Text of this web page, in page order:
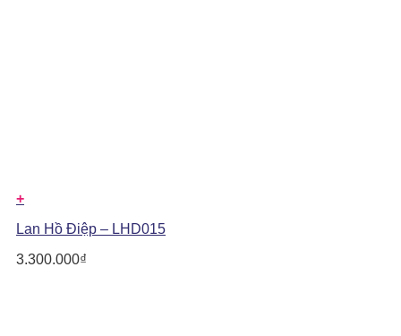
+
Lan Hồ Điệp – LHD015
3.300.000₫